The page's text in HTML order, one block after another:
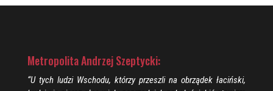
Metropolita Andrzej Szeptycki:
“U tych ludzi Wschodu, którzy przeszli na obrządek łaciński,